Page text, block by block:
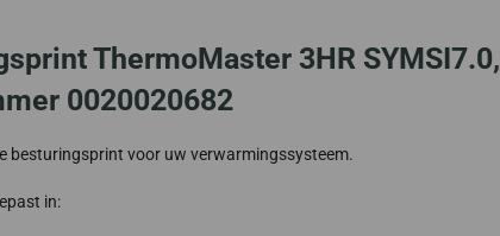
ThermoMaster 3HR SYMSI7.0,
0020020682
besturingsprint voor uw verwarmingssysteem.
in: